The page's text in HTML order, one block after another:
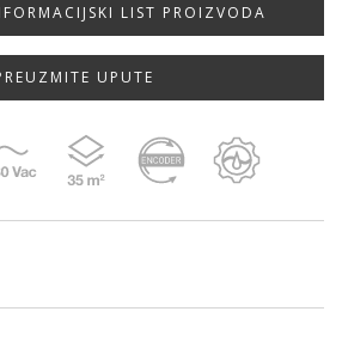
LIST PROIZVODA
UPUTE